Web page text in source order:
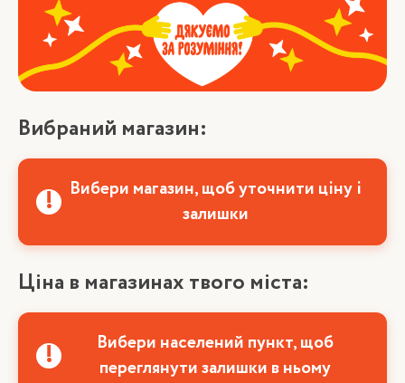
Вибраний магазин:
Вибери магазин, щоб уточнити ціну і
залишки
Ціна в магазинах твого міста:
Вибери населений пункт, щоб
переглянути залишки в ньому